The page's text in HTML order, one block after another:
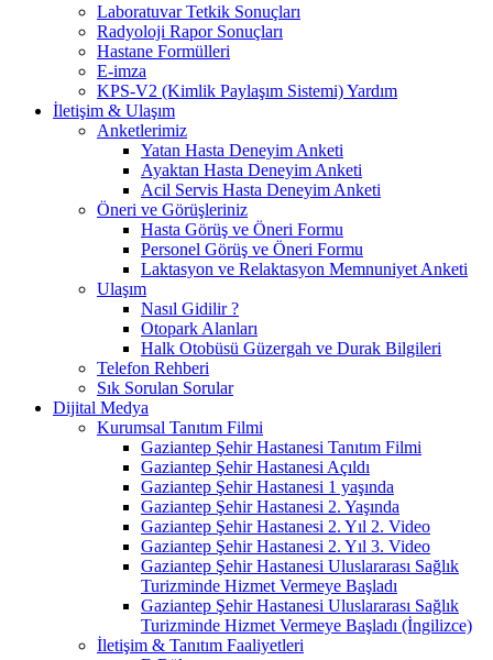
Laboratuvar Tetkik Sonuçları
Radyoloji Rapor Sonuçları
Hastane Formülleri
E-imza
KPS-V2 (Kimlik Paylaşım Sistemi) Yardım
İletişim & Ulaşım
Anketlerimiz
Yatan Hasta Deneyim Anketi
Ayaktan Hasta Deneyim Anketi
Acil Servis Hasta Deneyim Anketi
Öneri ve Görüşleriniz
Hasta Görüş ve Öneri Formu
Personel Görüş ve Öneri Formu
Laktasyon ve Relaktasyon Memnuniyet Anketi
Ulaşım
Nasıl Gidilir ?
Otopark Alanları
Halk Otobüsü Güzergah ve Durak Bilgileri
Telefon Rehberi
Sık Sorulan Sorular
Dijital Medya
Kurumsal Tanıtım Filmi
Gaziantep Şehir Hastanesi Tanıtım Filmi
Gaziantep Şehir Hastanesi Açıldı
Gaziantep Şehir Hastanesi 1 yaşında
Gaziantep Şehir Hastanesi 2. Yaşında
Gaziantep Şehir Hastanesi 2. Yıl 2. Video
Gaziantep Şehir Hastanesi 2. Yıl 3. Video
Gaziantep Şehir Hastanesi Uluslararası Sağlık
Turizminde Hizmet Vermeye Başladı
Gaziantep Şehir Hastanesi Uluslararası Sağlık
Turizminde Hizmet Vermeye Başladı (İngilizce)
İletişim & Tanıtım Faaliyetleri